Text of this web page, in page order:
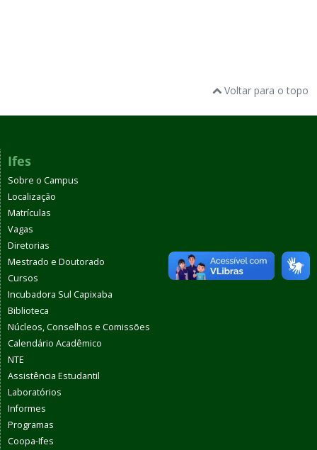
Voltar para o topo
Ifes
Sobre o Campus
Localização
Matrículas
Vagas
Diretorias
Mestrado e Doutorado
Cursos
Incubadora Sul Capixaba
Biblioteca
Núcleos, Conselhos e Comissões
Calendário Acadêmico
NTE
Assistência Estudantil
Laboratórios
Informes
Programas
Coopa-Ifes